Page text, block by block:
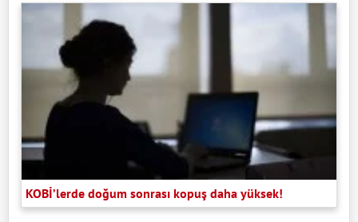
KOBİ’lerde doğum sonrası kopuş daha yüksek!